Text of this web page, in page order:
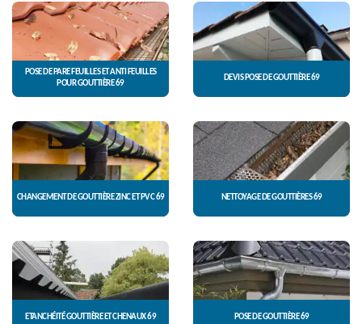
POSE DE PARE FEUILLES ET ANTI FEUILLES
POUR GOUTTIÈRE 69
DEVIS POSE DE GOUTTIÈRE 69
CHANGEMENT DE GOUTTIÈRE ZINC ET PVC 69 NETTOYAGE DE GOUTTIÈRES 69
ETANCHÉITÉ GOUTTIÈRE ET CHENAUX 69 POSE DE GOUTTIÈRE 69